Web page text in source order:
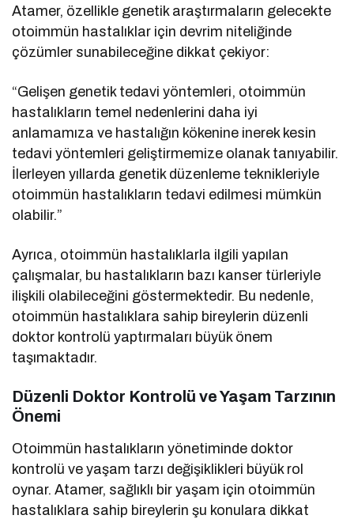
Atamer, özellikle genetik araştırmaların gelecekte
otoimmün hastalıklar için devrim niteliğinde
çözümler sunabileceğine dikkat çekiyor:
“Gelişen genetik tedavi yöntemleri, otoimmün
hastalıkların temel nedenlerini daha iyi
anlamamıza ve hastalığın kökenine inerek kesin
tedavi yöntemleri geliştirmemize olanak tanıyabilir.
İlerleyen yıllarda genetik düzenleme teknikleriyle
otoimmün hastalıkların tedavi edilmesi mümkün
olabilir.”
Ayrıca, otoimmün hastalıklarla ilgili yapılan
çalışmalar, bu hastalıkların bazı kanser türleriyle
ilişkili olabileceğini göstermektedir. Bu nedenle,
otoimmün hastalıklara sahip bireylerin düzenli
doktor kontrolü yaptırmaları büyük önem
taşımaktadır.
Düzenli Doktor Kontrolü ve Yaşam Tarzının
Önemi
Otoimmün hastalıkların yönetiminde doktor
kontrolü ve yaşam tarzı değişiklikleri büyük rol
oynar. Atamer, sağlıklı bir yaşam için otoimmün
hastalıklara sahip bireylerin şu konulara dikkat